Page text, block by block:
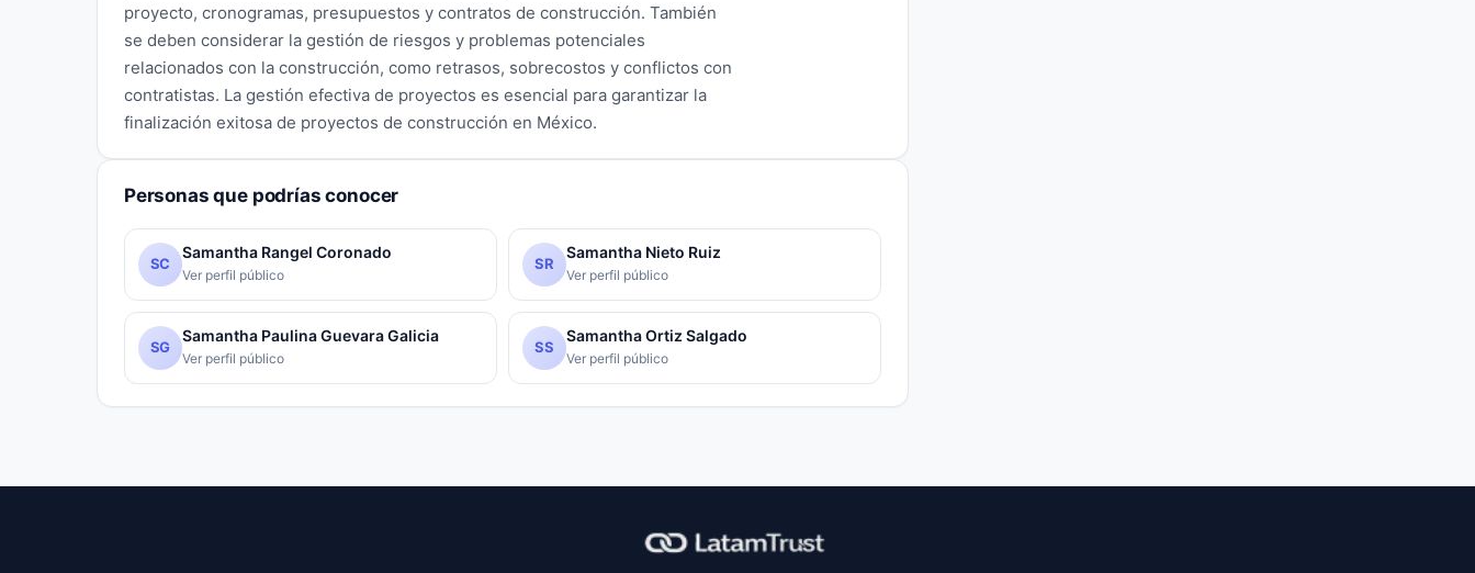
proyecto, cronogramas, presupuestos y contratos de construcción. También
se deben considerar la gestión de riesgos y problemas potenciales
relacionados con la construcción, como retrasos, sobrecostos y conflictos con
contratistas. La gestión efectiva de proyectos es esencial para garantizar la
finalización exitosa de proyectos de construcción en México.
Personas que podrías conocer
SC
Samantha Rangel Coronado
Ver perfil público
SR
Samantha Nieto Ruiz
Ver perfil público
SG
Samantha Paulina Guevara Galicia
Ver perfil público
SS
Samantha Ortiz Salgado
Ver perfil público